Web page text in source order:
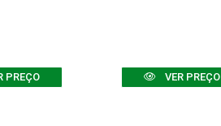
PREÇO VER PREÇO